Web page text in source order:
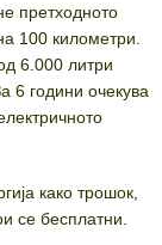
претходното
100 километри.
6.000 литри
6 години очекува
како трошок,
се бесплатни.